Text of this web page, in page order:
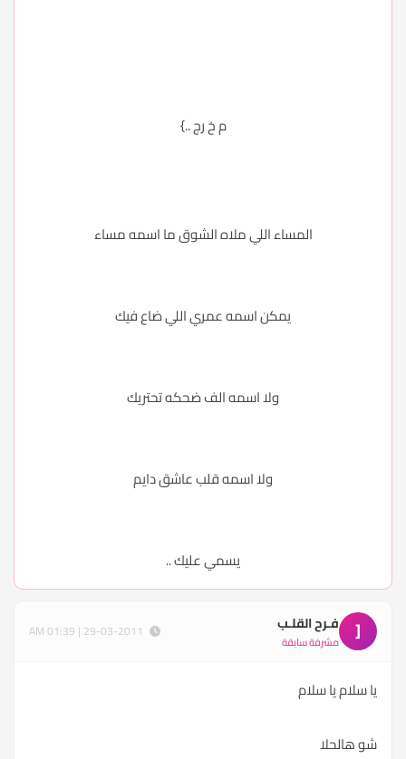
م خ رج ..}
المساء اللي ملاه الشوق ما اسمه مساء
يمكن اسمه عمري اللي ضاع فيك
ولا اسمه الف ضحكه تحتريك
ولا اسمه قلب عاشق دايم
يسمي عليك ..
[ فـرح القلـب
مشرفة سابقة
يا سلام يا سلام
شو هالحلا